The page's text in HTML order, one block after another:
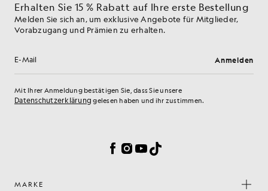
Erhalten Sie 15 % Rabatt auf Ihre erste Bestellung
Melden Sie sich an, um exklusive Angebote für Mitglieder,
Vorabzugang und Prämien zu erhalten.
E-Mail-Adresse Anmelden
Mit Ihrer Anmeldung bestätigen Sie, dass Sie unsere
Datenschutzerklärung gelesen haben und ihr zustimmen.
Facebook
Instagram
YouTube
TikTok
MARKE